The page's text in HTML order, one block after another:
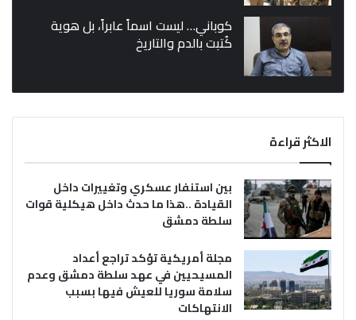
كوباني… ليست اسماً عابراً، بل هوية
كُتبت بالدم والتاريخ
الاكثر قراءة
بين استنفار عسكري وتغييرات داخل
القيادة ..هذا ما حدث داخل هيكلية قوات
سلطة دمشق
مجلة أمريكية تؤكد تراجع أعداد
المسيحيين في عهد سلطة دمشق وعدم
سلامة سوريا للعيش فيها بسبب
الانتهاكات